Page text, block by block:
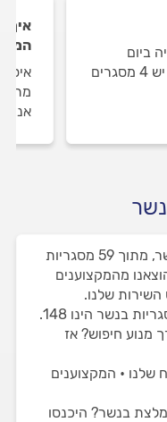
ביום
ובשעה בה תיכנסו לאתר. ברגע זה יש 4 מסגרים
איך
אנו
באתר שלנו תמצאו 4 מסגריות בנשר, מתוך 59 מסגריות
מהמקצוענים
שלנו.
בנשר הינו 148.
מנוע חיפוש? אז
בנשר? היכנסו